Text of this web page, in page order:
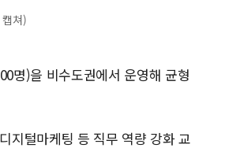
쳐)
명)을 비수도권에서 운영해 균형
지털마케팅 등 직무 역량 강화 교